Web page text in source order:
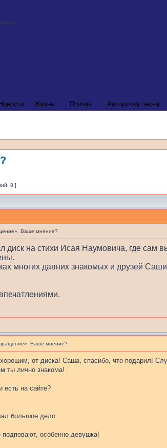
Новости Жизнь Поэзия Авторская песня
8 ]
Ваше мнение?
диск на стихи Исая Наумовича, где сам
многих давних знакомых и друзей
Ваше мнение?
от диска! Саша, спасибо, что подарил!
ты лично знакома!
есть на сайте?
большое дело.
подпевают, особенно девушка!